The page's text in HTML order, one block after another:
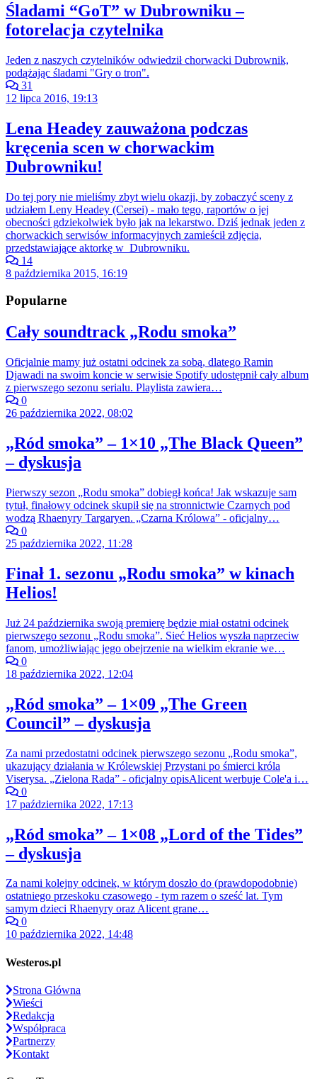
Śladami “GoT” w Dubrowniku –
fotorelacja czytelnika
Jeden z naszych czytelników odwiedził chorwacki Dubrownik,
podążając śladami "Gry o tron".
31
12 lipca 2016, 19:13
Lena Headey zauważona podczas
kręcenia scen w chorwackim
Dubrowniku!
Do tej pory nie mieliśmy zbyt wielu okazji, by zobaczyć sceny z
udziałem Leny Headey (Cersei) - mało tego, raportów o jej
obecności gdziekolwiek było jak na lekarstwo. Dziś jednak jeden z
chorwackich serwisów informacyjnych zamieścił zdjęcia,
przedstawiające aktorkę w Dubrowniku.
14
8 października 2015, 16:19
Popularne
Cały soundtrack „Rodu smoka”
Oficjalnie mamy już ostatni odcinek za sobą, dlatego Ramin
Djawadi na swoim koncie w serwisie Spotify udostępnił cały album
z pierwszego sezonu serialu. Playlista zawiera…
0
26 października 2022, 08:02
„Ród smoka” – 1×10 „The Black Queen”
– dyskusja
Pierwszy sezon „Rodu smoka” dobiegł końca! Jak wskazuje sam
tytuł, finałowy odcinek skupił się na stronnictwie Czarnych pod
wodzą Rhaenyry Targaryen. „Czarna Królowa” - oficjalny…
0
25 października 2022, 11:28
Finał 1. sezonu „Rodu smoka” w kinach
Helios!
Już 24 października swoją premierę będzie miał ostatni odcinek
pierwszego sezonu „Rodu smoka”. Sieć Helios wyszła naprzeciw
fanom, umożliwiając jego obejrzenie na wielkim ekranie we…
0
18 października 2022, 12:04
„Ród smoka” – 1×09 „The Green
Council” – dyskusja
Za nami przedostatni odcinek pierwszego sezonu „Rodu smoka”,
ukazujący działania w Królewskiej Przystani po śmierci króla
Viserysa. „Zielona Rada” - oficjalny opisAlicent werbuje Cole'a i…
0
17 października 2022, 17:13
„Ród smoka” – 1×08 „Lord of the Tides”
– dyskusja
Za nami kolejny odcinek, w którym doszło do (prawdopodobnie)
ostatniego przeskoku czasowego - tym razem o sześć lat. Tym
samym dzieci Rhaenyry oraz Alicent grane…
0
10 października 2022, 14:48
Westeros.pl
Strona Główna
Wieści
Redakcja
Współpraca
Partnerzy
Kontakt